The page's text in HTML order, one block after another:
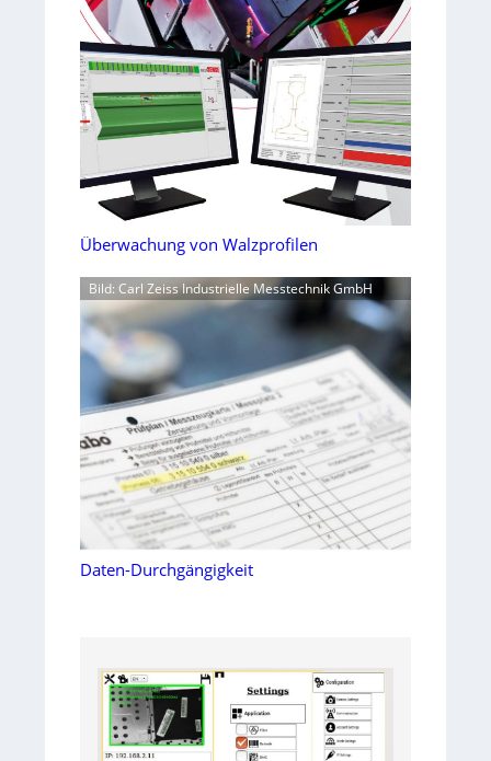
Überwachung von Walzprofilen
Bild: Carl Zeiss Industrielle Messtechnik GmbH
Daten-Durchgängigkeit